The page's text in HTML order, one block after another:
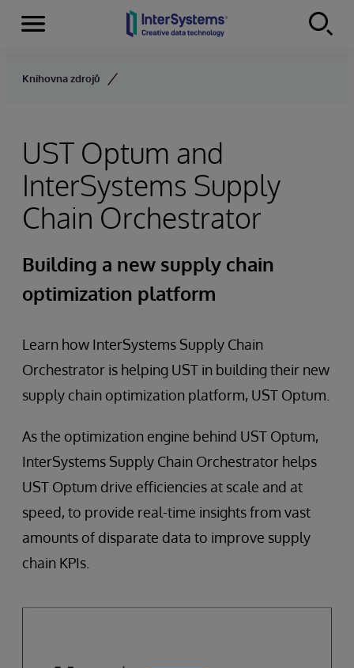
Skip to content
Menu
Knihovna zdrojů
UST Optum and
InterSystems Supply
Chain Orchestrator
Building a new supply chain
optimization platform
Learn how InterSystems Supply Chain
Orchestrator is helping UST in building their new
supply chain optimization platform, UST Optum.
As the optimization engine behind UST Optum,
InterSystems Supply Chain Orchestrator helps
UST Optum drive efficiencies at scale and at
speed, to provide real-time insights from vast
amounts of disparate data to improve supply
chain KPIs.